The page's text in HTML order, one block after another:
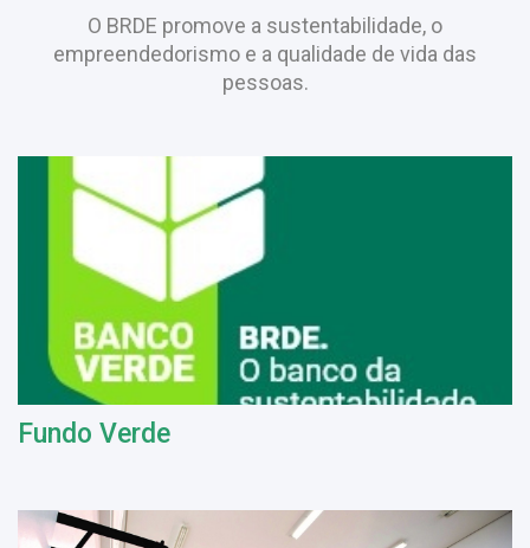
O BRDE promove a sustentabilidade, o
empreendedorismo e a qualidade de vida das
pessoas.
Fundo Verde